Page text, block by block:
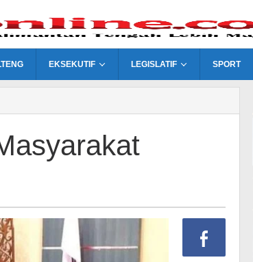
EKSEKUTIF LEGISLATIF SPORT